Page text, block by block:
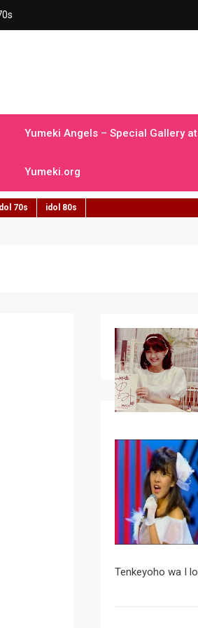
Yumeki Angels – Special Gallery at
Yumeki.org
70s idol 80s
Tenkeyoho wa I